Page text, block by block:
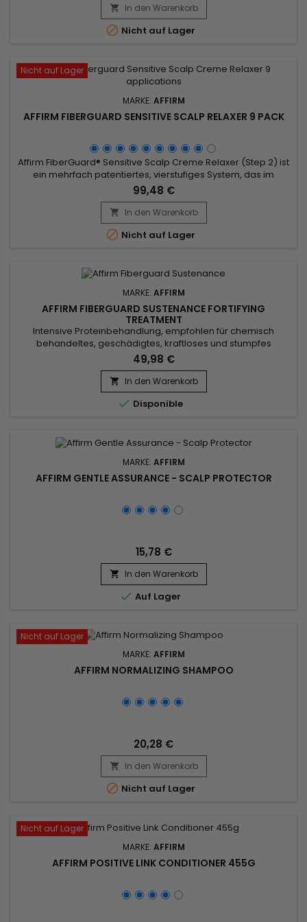
Complex (FSC), stärkt es die Haarstruktur beim Glätten,
verleiht dem Haar nach dem Glätten mehr Elastizität und...
 In den Warenkorb
 Nicht auf Lager
Nicht auf Lager
MARKE: AFFIRM
AFFIRM FIBERGUARD SENSITIVE SCALP RELAXER 9 PACK
Affirm FiberGuard® Sensitive Scalp Creme Relaxer (Step 2) ist
ein mehrfach patentiertes, vierstufiges System, das im
Vergleich zu herkömmlichen Relaxern bis zu 40 % mehr Kraft
im Haar bewahrt.&nbsp; Die Formel enthält den exklusiven
Fiber Strengthening Complex (FSC) von Avlon, der die Struktur
der Haarfaser während des Relaxens stärkt.
99,48 €
 In den Warenkorb
 Nicht auf Lager
MARKE: AFFIRM
AFFIRM FIBERGUARD SUSTENANCE FORTIFYING
TREATMENT
Intensive Proteinbehandlung, empfohlen für chemisch
behandeltes, geschädigtes, kraftloses und stumpfes
Haar.&nbsp; Es normalisiert den pH-Wert des Haares nach
der Reparatur durch chemische Behandlungen und spendet
tief Feuchtigkeit, verleiht der Haarfaser Weichheit und
Geschmeidigkeit. &nbsp;Affirm Fiberguard Sustenance
Fortifying Treatment ist eine...
49,98 €
 In den Warenkorb
 Disponible
MARKE: AFFIRM
AFFIRM GENTLE ASSURANCE - SCALP PROTECTOR
15,78 €
 In den Warenkorb
 Auf Lager
Nicht auf Lager
MARKE: AFFIRM
AFFIRM NORMALIZING SHAMPOO
20,28 €
 In den Warenkorb
 Nicht auf Lager
Nicht auf Lager
MARKE: AFFIRM
AFFIRM POSITIVE LINK CONDITIONER 455G